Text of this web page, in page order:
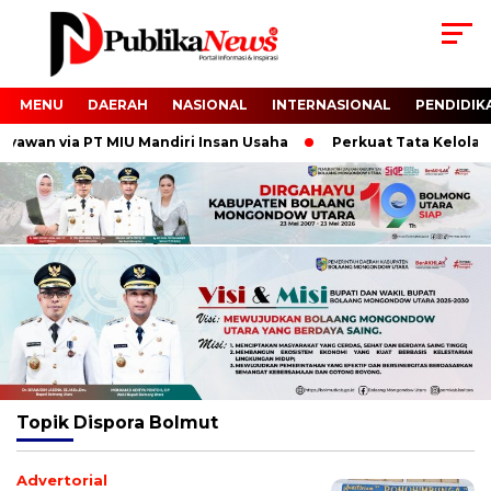
MENU DAERAH NASIONAL INTERNASIONAL
via PT MIU Mandiri Insan Usaha Perkuat Tata Kelola dan
Topik Dispora Bolmut
Advertorial